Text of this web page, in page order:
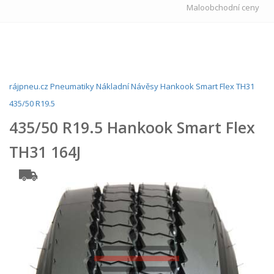
Maloobchodní ceny
rájpneu.cz PneumatikyNákladníNávěsyHankook Smart Flex TH31
435/50 R19.5
435/50 R19.5 Hankook Smart Flex
TH31 164J